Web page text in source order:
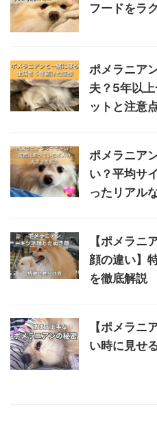
フードをラ
ポメラニア
夫？5年以
ットと注意
ポメラニア
い？平均サ
ったリアル
【ポメラニ
顔の違い】
を徹底解説
【ポメラニ
い時に見せ